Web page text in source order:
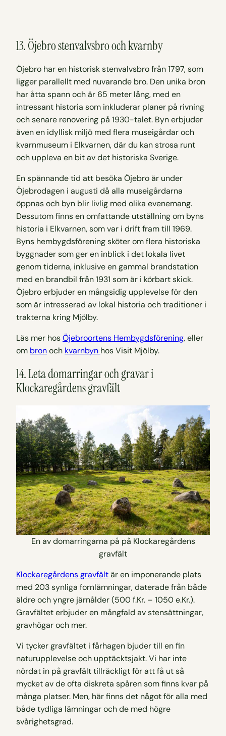
13. Öjebro stenvalvsbro och kvarnby
Öjebro har en historisk stenvalvsbro från 1797, som
ligger parallellt med nuvarande bro. Den unika bron
har åtta spann och är 65 meter lång, med en
intressant historia som inkluderar planer på rivning
och senare renovering på 1930-talet. Byn erbjuder
även en idyllisk miljö med flera museigårdar och
kvarnmuseum i Elkvarnen, där du kan strosa runt
och uppleva en bit av det historiska Sverige.
En spännande tid att besöka Öjebro är under
Öjebrodagen i augusti då alla museigårdarna
öppnas och byn blir livlig med olika evenemang.
Dessutom finns en omfattande utställning om byns
historia i Elkvarnen, som var i drift fram till 1969.
Byns hembygdsförening sköter om flera historiska
byggnader som ger en inblick i det lokala livet
genom tiderna, inklusive en gammal brandstation
med en brandbil från 1931 som är i körbart skick.
Öjebro erbjuder en mångsidig upplevelse för den
som är intresserad av lokal historia och traditioner i
trakterna kring Mjölby.
Läs mer hosÖjebroortens Hembygdsförening, eller
om bronoch kvarnbyn hos Visit Mjölby.
14. Leta domarringar och gravar i
Klockaregårdens gravfält
En av domarringarna på på Klockaregårdens
gravfält
Klockaregårdens gravfältär en imponerande plats
med 203 synliga fornlämningar, daterade från både
äldre och yngre järnålder (500 f.Kr. – 1050 e.Kr.).
Gravfältet erbjuder en mångfald av stensättningar,
gravhögar och mer.
Vi tycker gravfältet i fårhagen bjuder till en fin
naturupplevelse och upptäcktsjakt. Vi har inte
nördat in på gravfält tillräckligt för att få ut så
mycket av de ofta diskreta spåren som finns kvar på
många platser. Men, här finns det något för alla med
både tydliga lämningar och de med högre
svårighetsgrad.